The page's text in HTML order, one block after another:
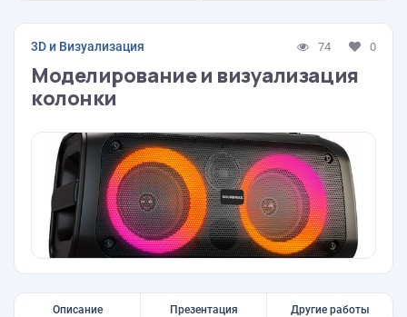
3D и Визуализация 74 0
Моделирование и визуализация
колонки
Описание Презентация Другие работы